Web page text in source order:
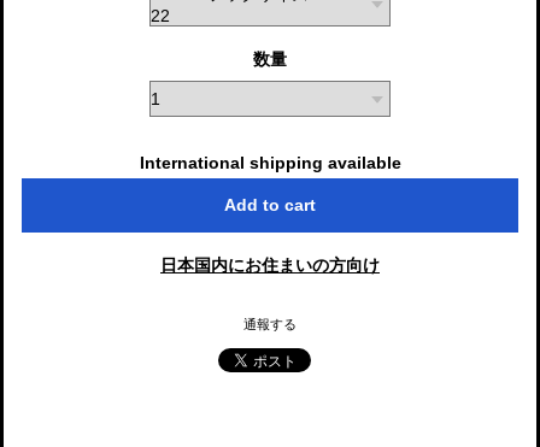
数量
International shipping available
Add to cart
日本国内にお住まいの方向け
通報する